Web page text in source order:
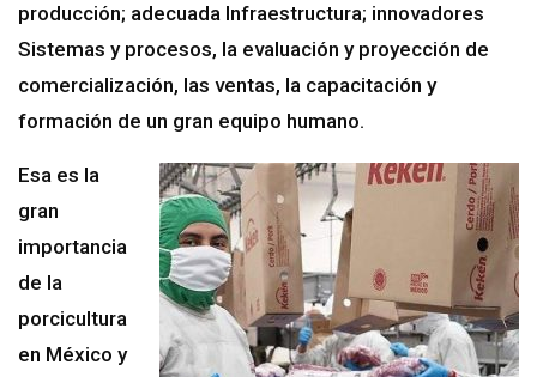
producción; adecuada Infraestructura; innovadores
Sistemas y procesos, la evaluación y proyección de
comercialización, las ventas, la capacitación y
formación de un gran equipo humano.
Esa es la
gran
importancia
de la
porcicultura
en México y